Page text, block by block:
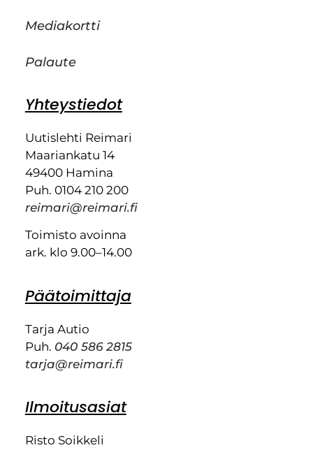
Mediakortti
Palaute
Yhteystiedot
Uutislehti Reimari
Maariankatu 14
49400 Hamina
Puh. 0104 210 200
reimari@reimari.fi
Toimisto avoinna
ark. klo 9.00–14.00
Päätoimittaja
Tarja Autio
Puh. 040 586 2815
tarja@reimari.fi
Ilmoitusasiat
Risto Soikkeli